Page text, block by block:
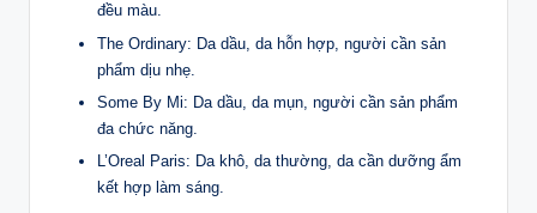
đều màu.
The Ordinary: Da dầu, da hỗn hợp, người cần sản
phẩm dịu nhẹ.
Some By Mi: Da dầu, da mụn, người cần sản phẩm
đa chức năng.
L’Oreal Paris: Da khô, da thường, da cần dưỡng ẩm
kết hợp làm sáng.